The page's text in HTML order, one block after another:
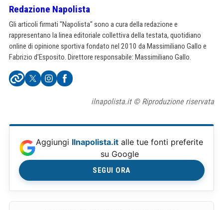
Redazione Napolista
Gli articoli firmati "Napolista" sono a cura della redazione e
rappresentano la linea editoriale collettiva della testata, quotidiano
online di opinione sportiva fondato nel 2010 da Massimiliano Gallo e
Fabrizio d'Esposito. Direttore responsabile: Massimiliano Gallo.
ilnapolista.it © Riproduzione riservata
Aggiungi Ilnapolista.it alle tue fonti preferite
su Google
SEGUI ORA